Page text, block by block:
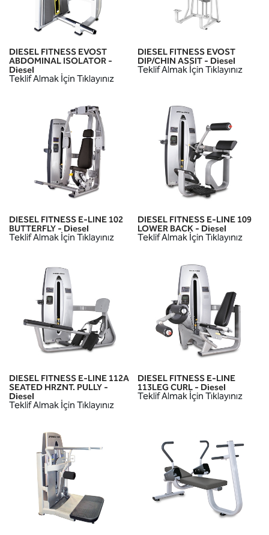
DIESEL FITNESS EVOST
ABDOMINAL ISOLATOR -
Diesel
Teklif Almak İçin Tıklayınız
DIESEL FITNESS EVOST
DIP/CHIN ASSIT - Diesel
Teklif Almak İçin Tıklayınız
DIESEL FITNESS E-LINE 102
BUTTERFLY - Diesel
Teklif Almak İçin Tıklayınız
DIESEL FITNESS E-LINE 109
LOWER BACK - Diesel
Teklif Almak İçin Tıklayınız
DIESEL FITNESS E-LINE 112A
SEATED HRZNT. PULLY -
Diesel
Teklif Almak İçin Tıklayınız
DIESEL FITNESS E-LINE
113LEG CURL - Diesel
Teklif Almak İçin Tıklayınız